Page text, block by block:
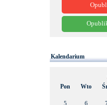
Kalendarium
Pon
Wto
5
6